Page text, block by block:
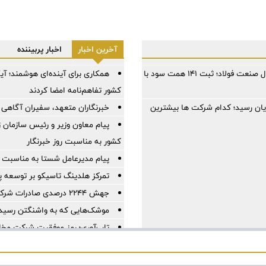
فولاد مبارکه در سخت‌ترین سال صنعت فولاد؛ ثبت ۱۴۱ همت سود با
رسید؛ کدام شرکت ها بیشترین
آخرین اخبار
اخبار پربیننده
همکاری برای آینده‌ای
کشور تفاهم‌نامه امضا کردند
خبرنگاران متعهد، سفیران
پیام معاون وزیر و رئیس
کشور به مناسبت روز خبرنگار
پیام مدیرعامل شستا به مناسبت
تمرکز هلدینگ تاسیکو بر توسعه
جهش ۲۲۴۴ درصدی صادرات شرکت کربن ایران
موشک‌هایی که به واشنگتن
تاب‌آوری؛ رمز موفقیت شرکت
رسانه‌های تخصصی بخشی از